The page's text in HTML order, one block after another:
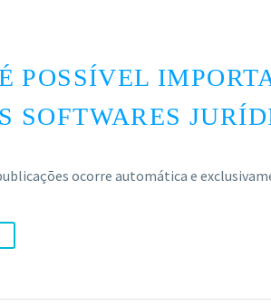
POSSÍVEL
SOFTWARES
ocorre automática e